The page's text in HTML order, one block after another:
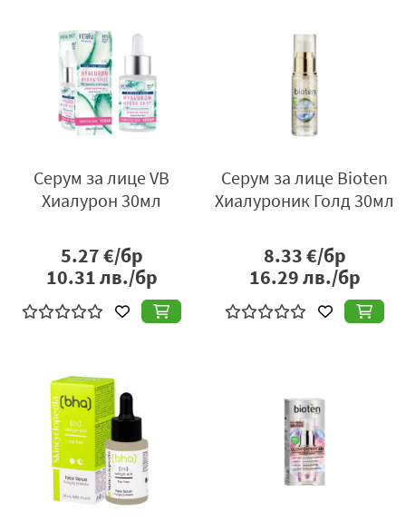
Серум за лице VB
Хиалурон 30мл
5.27€/бр
10.31лв./бр
Серум за лице Bioten
Хиалуроник Голд 30мл
8.33€/бр
16.29лв./бр